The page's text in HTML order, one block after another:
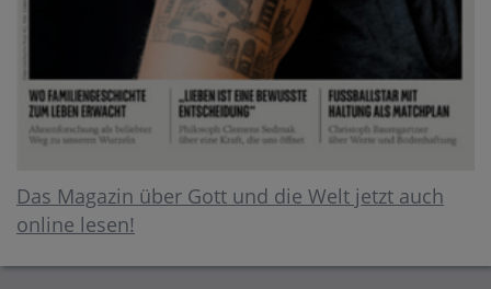
Das Magazin über Gott und die Welt jetzt auch
online lesen!